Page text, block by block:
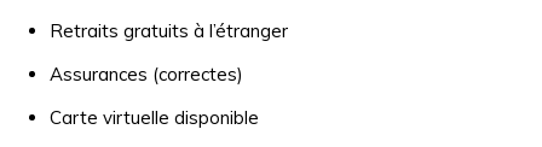
Retraits gratuits à l’étranger
Assurances (correctes)
Carte virtuelle disponible